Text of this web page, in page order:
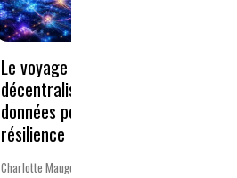
Le voyage vers la
décentralisation des
données pour plus de
résilience
Charlotte Mauger